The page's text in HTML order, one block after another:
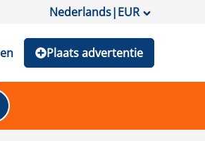
Nederlands|EUR
Plaats advertentie